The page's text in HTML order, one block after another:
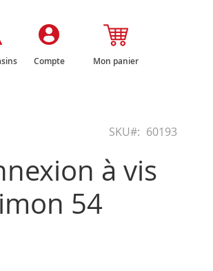
Compte Mon panier
SKU 60193
à vis
54